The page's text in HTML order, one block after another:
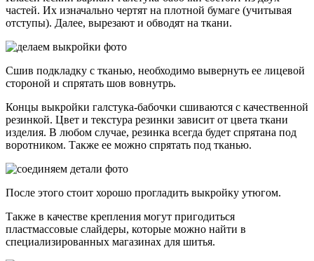
частей. Их изначально чертят на плотной бумаге (учитывая
отступы). Далее, вырезают и обводят на ткани.
Сшив подкладку с тканью, необходимо вывернуть ее лицевой
стороной и спрятать шов вовнутрь.
Концы выкройки галстука-бабочки сшиваются с качественной
резинкой. Цвет и текстура резинки зависит от цвета ткани
изделия. В любом случае, резинка всегда будет спрятана под
воротником. Также ее можно спрятать под тканью.
После этого стоит хорошо прогладить выкройку утюгом.
Также в качестве крепления могут пригодиться
пластмассовые слайдеры, которые можно найти в
специализированных магазинах для шитья.